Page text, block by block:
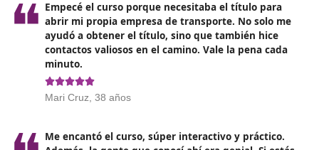
sujetas a consecuencias económicas si se detectan
por parte de entidades como Seguridad Social,
Tráfico. En estos casos, las multas y sanciones
recaen directamente sobre la empresa responsable,
podría agravar aún más la situación tanto para la
como para el titular del título.